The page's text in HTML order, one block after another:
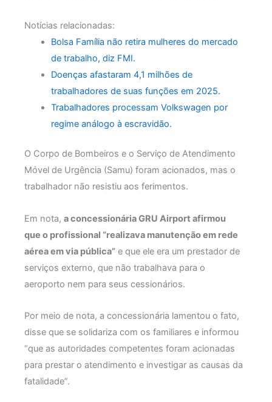
Notícias relacionadas:
Bolsa Família não retira mulheres do mercado
de trabalho, diz FMI.
Doenças afastaram 4,1 milhões de
trabalhadores de suas funções em 2025.
Trabalhadores processam Volkswagen por
regime análogo à escravidão.
O Corpo de Bombeiros e o Serviço de Atendimento
Móvel de Urgência (Samu) foram acionados, mas o
trabalhador não resistiu aos ferimentos.
Em nota, a concessionária GRU Airport afirmou
que o profissional “realizava manutenção em rede
aérea em via pública” e que ele era um prestador de
serviços externo, que não trabalhava para o
aeroporto nem para seus cessionários.
Por meio de nota, a concessionária lamentou o fato,
disse que se solidariza com os familiares e informou
“que as autoridades competentes foram acionadas
para prestar o atendimento e investigar as causas da
fatalidade”.